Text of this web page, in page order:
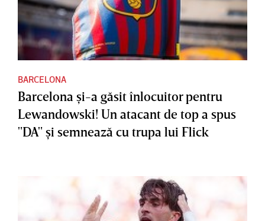
BARCELONA
Barcelona şi-a găsit înlocuitor pentru
Lewandowski! Un atacant de top a spus
"DA" şi semnează cu trupa lui Flick